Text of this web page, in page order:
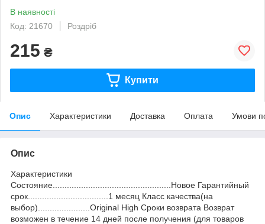
В наявності
Код: 21670
Роздріб
215 ₴
Купити
Опис Характеристики Доставка Оплата Умови
Опис
Характеристики
Состояние..................................................Новое Гарантийный
срок..................................1 месяц Класс качества(на
выбор)......................Original High Сроки возврата Возврат
возможен в течение 14 дней после получения (для товаров